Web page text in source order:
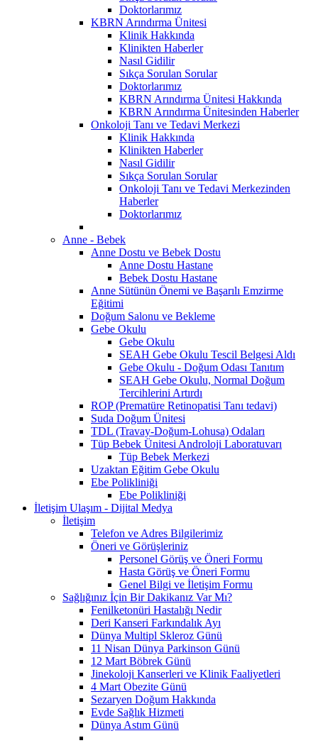
Doktorlarımız
KBRN Arındırma Ünitesi
Klinik Hakkında
Klinikten Haberler
Nasıl Gidilir
Sıkça Sorulan Sorular
Doktorlarımız
KBRN Arındırma Ünitesi Hakkında
KBRN Arındırma Ünitesinden Haberler
Onkoloji Tanı ve Tedavi Merkezi
Klinik Hakkında
Klinikten Haberler
Nasıl Gidilir
Sıkça Sorulan Sorular
Onkoloji Tanı ve Tedavi Merkezinden
Haberler
Doktorlarımız
Anne - Bebek
Anne Dostu ve Bebek Dostu
Anne Dostu Hastane
Bebek Dostu Hastane
Anne Sütünün Önemi ve Başarılı Emzirme
Eğitimi
Doğum Salonu ve Bekleme
Gebe Okulu
Gebe Okulu
SEAH Gebe Okulu Tescil Belgesi Aldı
Gebe Okulu - Doğum Odası Tanıtım
SEAH Gebe Okulu, Normal Doğum
Tercihlerini Artırdı
ROP (Prematüre Retinopatisi Tanı tedavi)
Suda Doğum Ünitesi
TDL (Travay-Doğum-Lohusa) Odaları
Tüp Bebek Ünitesi Androloji Laboratuvarı
Tüp Bebek Merkezi
Uzaktan Eğitim Gebe Okulu
Ebe Polikliniği
Ebe Polikliniği
İletişim Ulaşım - Dijital Medya
İletişim
Telefon ve Adres Bilgilerimiz
Öneri ve Görüşleriniz
Personel Görüş ve Öneri Formu
Hasta Görüş ve Öneri Formu
Genel Bilgi ve İletişim Formu
Sağlığınız İçin Bir Dakikanız Var Mı?
Fenilketonüri Hastalığı Nedir
Deri Kanseri Farkındalık Ayı
Dünya Multipl Skleroz Günü
11 Nisan Dünya Parkinson Günü
12 Mart Böbrek Günü
Jinekoloji Kanserleri ve Klinik Faaliyetleri
4 Mart Obezite Günü
Sezaryen Doğum Hakkında
Evde Sağlık Hizmeti
Dünya Astım Günü